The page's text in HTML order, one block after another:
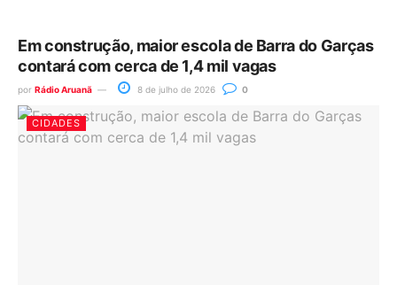
Em construção, maior escola de Barra do Garças
contará com cerca de 1,4 mil vagas
por Rádio Aruanã 8 de julho de 2026 0
CIDADES